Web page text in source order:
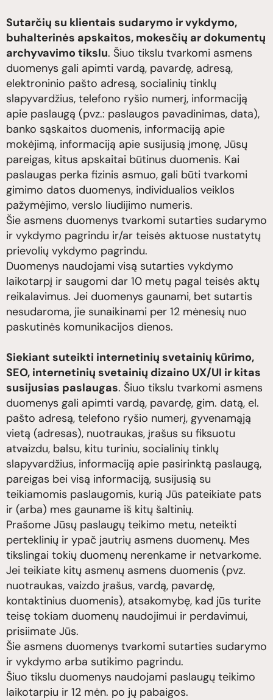
Sutarčių su klientais sudarymo ir vykdymo,
buhalterinės apskaitos, mokesčių ar dokumentų
archyvavimo tikslu. Šiuo tikslu tvarkomi asmens
duomenys gali apimti vardą, pavardę, adresą,
elektroninio pašto adresą, socialinių tinklų
slapyvardžius, telefono ryšio numerį, informaciją
apie paslaugą (pvz.: paslaugos pavadinimas, data),
banko sąskaitos duomenis, informaciją apie
mokėjimą, informaciją apie susijusią įmonę, Jūsų
pareigas, kitus apskaitai būtinus duomenis. Kai
paslaugas perka fizinis asmuo, gali būti tvarkomi
gimimo datos duomenys, individualios veiklos
pažymėjimo, verslo liudijimo numeris.
Šie asmens duomenys tvarkomi sutarties sudarymo
ir vykdymo pagrindu ir/ar teisės aktuose nustatytų
prievolių vykdymo pagrindu.
Duomenys naudojami visą sutarties vykdymo
laikotarpį ir saugomi dar 10 metų pagal teisės aktų
reikalavimus. Jei duomenys gaunami, bet sutartis
nesudaroma, jie sunaikinami per 12 mėnesių nuo
paskutinės komunikacijos dienos.
Siekiant suteikti internetinių svetainių kūrimo,
SEO, internetinių svetainių dizaino UX/UI ir kitas
susijusias paslaugas. Šiuo tikslu tvarkomi asmens
duomenys gali apimti vardą, pavardę, gim. datą, el.
pašto adresą, telefono ryšio numerį, gyvenamąją
vietą (adresas), nuotraukas, įrašus su fiksuotu
atvaizdu, balsu, kitu turiniu, socialinių tinklų
slapyvardžius, informaciją apie pasirinktą paslaugą,
pareigas bei visą informaciją, susijusią su
teikiamomis paslaugomis, kurią Jūs pateikiate pats
ir (arba) mes gauname iš kitų šaltinių.
Prašome Jūsų paslaugų teikimo metu, neteikti
perteklinių ir ypač jautrių asmens duomenų. Mes
tikslingai tokių duomenų nerenkame ir netvarkome.
Jei teikiate kitų asmenų asmens duomenis (pvz.
nuotraukas, vaizdo įrašus, vardą, pavardę,
kontaktinius duomenis), atsakomybę, kad jūs turite
teisę tokiam duomenų naudojimui ir perdavimui,
prisiimate Jūs.
Šie asmens duomenys tvarkomi sutarties sudarymo
ir vykdymo arba sutikimo pagrindu.
Šiuo tikslu duomenys naudojami paslaugų teikimo
laikotarpiu ir 12 mėn. po jų pabaigos.